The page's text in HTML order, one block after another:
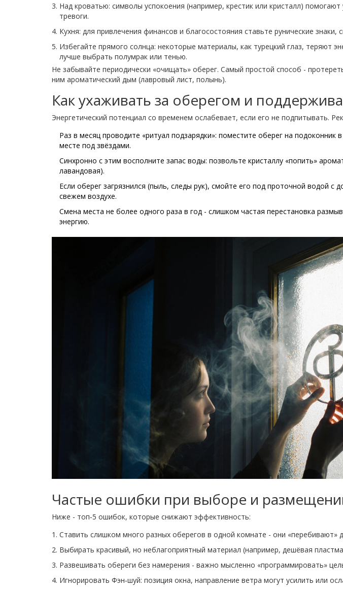
Над кроватью: символы успокоения (например, крестик или кристалл)
тревоги.
Кухня: для привлечения финансов и благосостояния ставьте рунические
Избегайте прямого солнца: некоторые материалы, как турецкий глаз, теряют
лучше выбрать полумрак или тенью.
Не забывайте периодически «очищать» оберег. Самый простой способ -
ним ароматический дым (лавровый лист, полынь).
Как ухаживать за оберегом и
Энергетический потенциал со временем ослабевает, если его не подпитывать.
Раз в месяц проводите «ритуал подзарядки»: поместите оберег на подоконник
месте под звёздами.
Синхронно с этим восполните запас воды: позвольте кристаллу «попить»
лавандовая).
Если оберег загрязнился (пыль, следы рук), смойте его под проточной водой с
свежем воздухе.
Смена места не более одного раза в год - слишком частая перестановка
энергию.
Частые ошибки при выборе и
Ниже - топ‑5 ошибок, которые снижают эффективность:
Ставить слишком много разных оберегов в одной комнате - они «перебивают»
Выбирать красивый, но неблагоприятный материал (например, дешёвая
Развешивать обереги без намерения - важно мысленно «программировать»
Игнорировать Фэн‑шуй: позиция окна, направление ветра могут усилить или